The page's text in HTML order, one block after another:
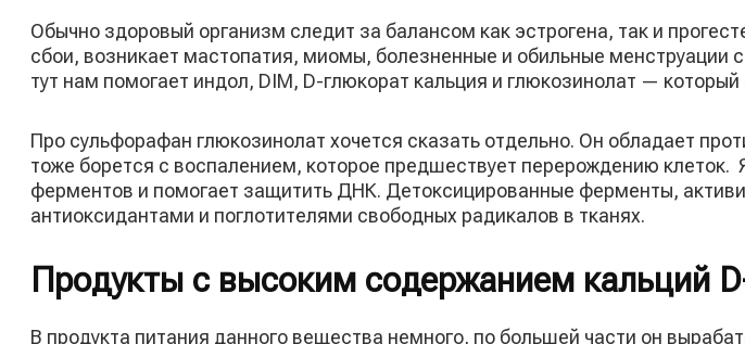
Обычно здоровый организм следит за балансом как эстрогена, так и
сбои, возникает мастопатия, миомы, болезненные и обильные менструации
тут нам помогает индол, DIM, D-глюкорат кальция и глюкозинолат —
Про сульфорафан глюкозинолат хочется сказать отдельно. Он обладает
тоже борется с воспалением, которое предшествует перерождению
ферментов и помогает защитить ДНК. Детоксицированные ферменты,
антиоксидантами и поглотителями свободных радикалов в тканях.
Продукты с высоким содержанием кальций
В продукта питания данного вещества немного, по большей части он